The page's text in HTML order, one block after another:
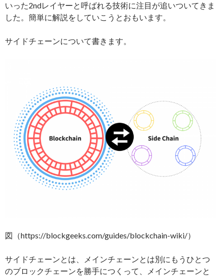
いった2ndレイヤーと呼ばれる技術に注目が追いついてきま
した。簡単に解説をしていこうとおもいます。
サイドチェーンについて書きます。
図（https://blockgeeks.com/guides/blockchain-wiki/）
サイドチェーンとは、メインチェーンとは別にもうひとつ
のブロックチェーンを勝手につくって、メインチェーンと